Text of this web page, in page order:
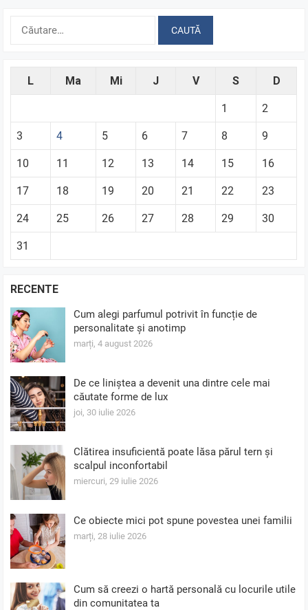
L Ma Mi J V S D
1 2
3 4 5 6 7 8 9
10 11 12 13 14 15 16
17 18 19 20 21 22 23
24 25 26 27 28 29 30
31
RECENTE
Cum alegi parfumul potrivit în funcție de
personalitate și anotimp
marți, 4 august 2026
De ce liniștea a devenit una dintre cele mai
căutate forme de lux
joi, 30 iulie 2026
Clătirea insuficientă poate lăsa părul tern și
scalpul inconfortabil
miercuri, 29 iulie 2026
Ce obiecte mici pot spune povestea unei familii
marți, 28 iulie 2026
Cum să creezi o hartă personală cu locurile utile
din comunitatea ta